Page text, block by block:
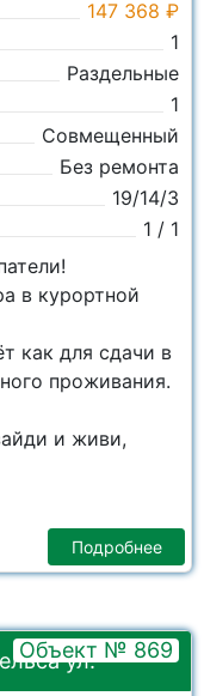
147 368 ₽
1
Раздельные
1
Совмещенный
Без ремонта
19/14/3
1 / 1
в курортной
как для сдачи в
проживания.
и живи,
Подробнее
ул.
Объект № 869